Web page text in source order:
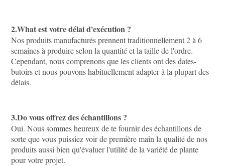
2.What est votre délai d'exécution ?
Nos produits manufacturés prennent traditionnellement 2 à 6
semaines à produire selon la quantité et la taille de l'ordre.
Cependant, nous comprenons que les clients ont des dates-
butoirs et nous pouvons habituellement adapter à la plupart des
délais.
3.Do vous offrez des échantillons ?
Oui. Nous sommes heureux de te fournir des échantillons de
sorte que vous puissiez voir de première main la qualité de nos
produits aussi bien qu'évaluer l'utilité de la variété de plante
pour votre projet.